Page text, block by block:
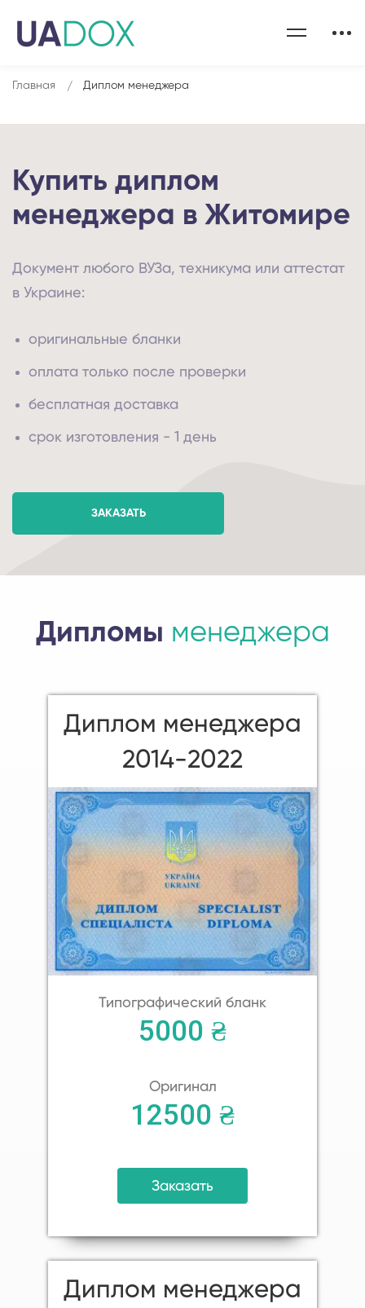
Главная Диплом менеджера
Купить диплом
менеджера в Житомире
Документ любого ВУЗа, техникума или аттестат
в Украине:
оригинальные бланки
оплата только после проверки
бесплатная доставка
срок изготовления - 1 день
ЗАКАЗАТЬ
Дипломы менеджера
Диплом менеджера
2014-2022
Типографический бланк
5000 ₴
Оригинал
12500 ₴
Заказать
Диплом менеджера